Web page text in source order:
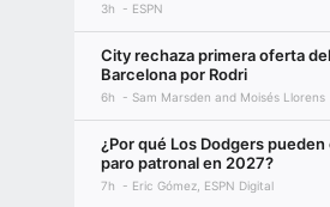
3h ESPN
City rechaza primera oferta del
Barcelona por Rodri
6h Sam Marsden and Moisés Llorens
¿Por qué Los Dodgers pueden
paro patronal en 2027?
7h Eric Gómez, ESPN Digital